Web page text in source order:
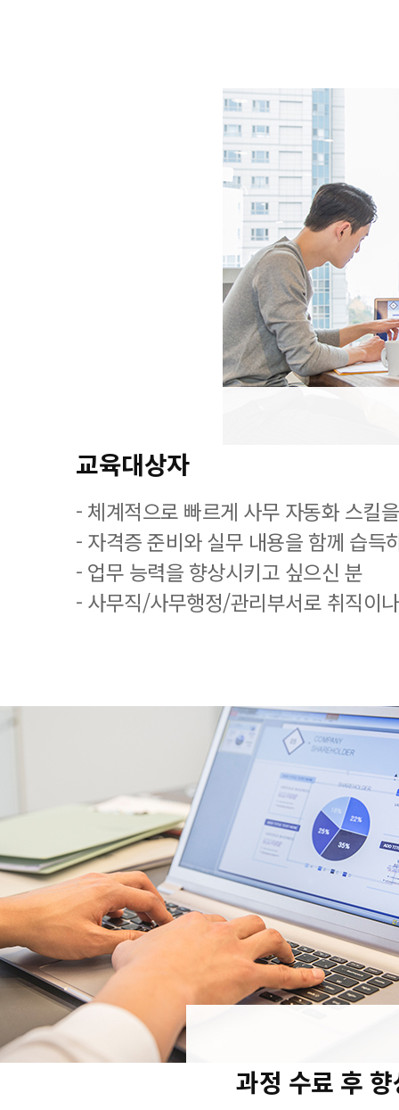
교육대상자
- 체계적으로 빠르게 사무 자동화 스킬
- 자격증 준비와 실무 내용을 함께 습득
- 업무 능력을 향상시키고 싶으신 분
- 사무직/사무행정/관리부서로 취직이
과정 수료 후